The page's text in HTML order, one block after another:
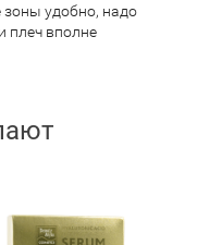
удобно, надо
плеч вполне